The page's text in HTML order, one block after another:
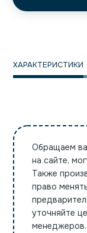
ХАРАКТЕРИСТИКИ
Обращаем
на сайте,
Также
право
уточняйте